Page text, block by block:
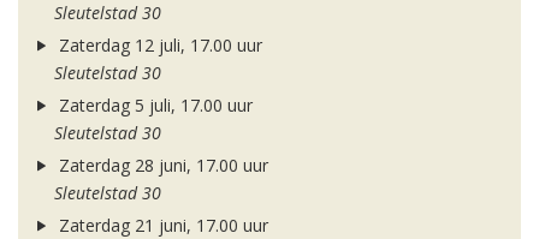
Sleutelstad 30
Zaterdag 12 juli, 17.00 uur
Sleutelstad 30
Zaterdag 5 juli, 17.00 uur
Sleutelstad 30
Zaterdag 28 juni, 17.00 uur
Sleutelstad 30
Zaterdag 21 juni, 17.00 uur